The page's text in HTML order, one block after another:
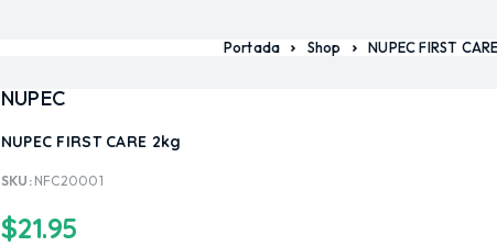
Portada Shop NUPEC FIRST
NUPEC
NUPEC FIRST CARE 2kg
SKU: NFC20001
$21.95